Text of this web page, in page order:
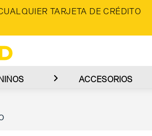
TARJETA DE CRÉDITO
ACCESORIOS